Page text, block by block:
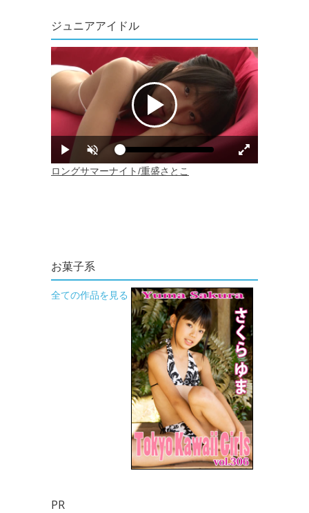
ジュニアアイドル
お菓子系
全ての作品を見る
PR